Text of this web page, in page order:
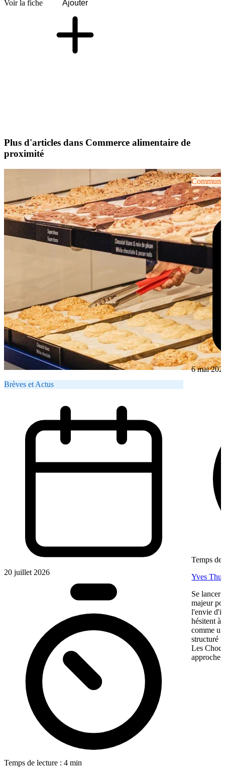
Voir la fiche Ajouter
Plus d'articles dans Commerce alimentaire de
proximité
Brèves et Actus
20 juillet 2026
Temps de lecture : 4 min
6 mai
Temps de
Yves
Se lancer
majeur
l'envie
hésitent à
comme
structuré
Les
approche,